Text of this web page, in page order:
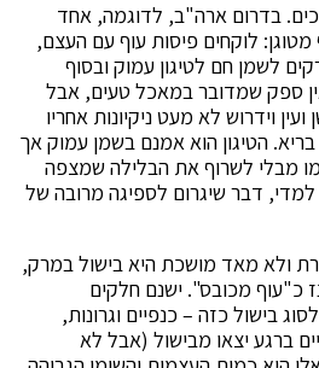
בדרום ארה"ב, לדוגמה, אחד
לוקחים פיסות עוף עם העצם,
לשמן חם לטיגון עמוק ובסוף
ספק שמדובר במאכל טעים, אבל
וידרוש לא מעט ניקיונות אחריו
בריא. הטיגון הוא אמנם בשמן עמוק אך
מבלי לשרוף את הבלילה שמצפה
למדי, דבר שיגרום לספיגה מרובה של
ולא מאד מושכת היא בישול במרק,
כ"עוף מכובס". ישנם חלקים
בישול כזה – כנפיים וגרונות,
ברגע יצאו מבישול (אבל לא